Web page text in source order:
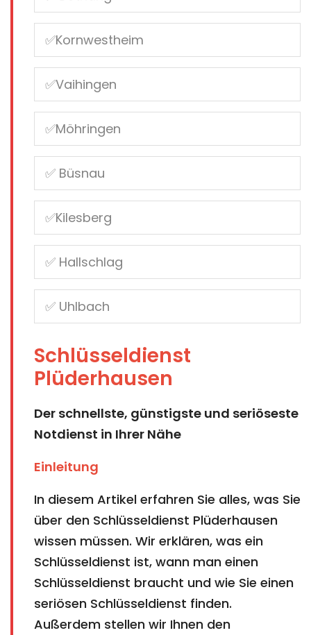
Schlüsseldienst
Plüderhausen
Der schnellste, günstigste und seriöseste
Notdienst in Ihrer Nähe
Einleitung
In diesem Artikel erfahren Sie alles, was Sie
über den Schlüsseldienst Plüderhausen
wissen müssen. Wir erklären, was ein
Schlüsseldienst ist, wann man einen
Schlüsseldienst braucht und wie Sie einen
seriösen Schlüsseldienst finden.
Außerdem stellen wir Ihnen den